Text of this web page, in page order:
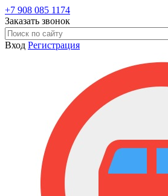
+7 908 085 1174
Заказать звонок
Вход Регистрация